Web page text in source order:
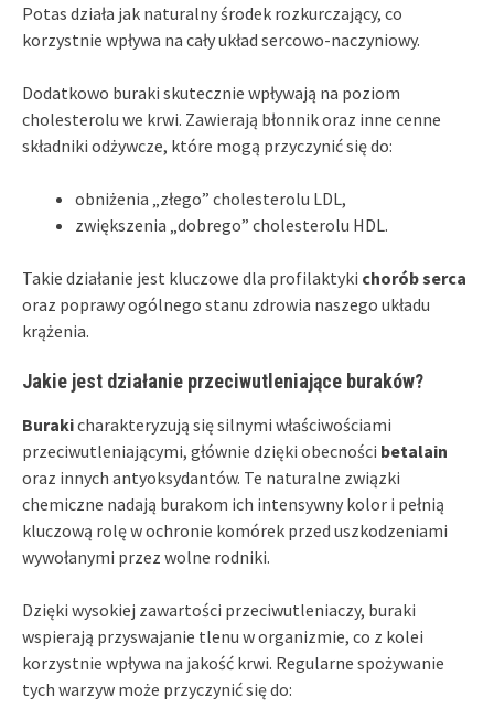
Potas działa jak naturalny środek rozkurczający, co
korzystnie wpływa na cały układ sercowo-naczyniowy.
Dodatkowo buraki skutecznie wpływają na poziom
cholesterolu we krwi. Zawierają błonnik oraz inne cenne
składniki odżywcze, które mogą przyczynić się do:
obniżenia „złego” cholesterolu LDL,
zwiększenia „dobrego” cholesterolu HDL.
Takie działanie jest kluczowe dla profilaktyki chorób serca
oraz poprawy ogólnego stanu zdrowia naszego układu
krążenia.
Jakie jest działanie przeciwutleniające buraków?
Burakicharakteryzują się silnymi właściwościami
przeciwutleniającymi, głównie dzięki obecności betalain
oraz innych antyoksydantów. Te naturalne związki
chemiczne nadają burakom ich intensywny kolor i pełnią
kluczową rolę w ochronie komórek przed uszkodzeniami
wywołanymi przez wolne rodniki.
Dzięki wysokiej zawartości przeciwutleniaczy, buraki
wspierają przyswajanie tlenu w organizmie, co z kolei
korzystnie wpływa na jakość krwi. Regularne spożywanie
tych warzyw może przyczynić się do: